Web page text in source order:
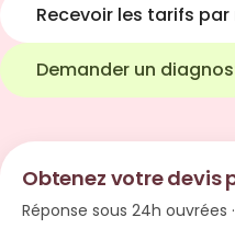
Recevoir les tarifs par
Demander un
Obtenez votre devis
Réponse sous 24h ouvrées